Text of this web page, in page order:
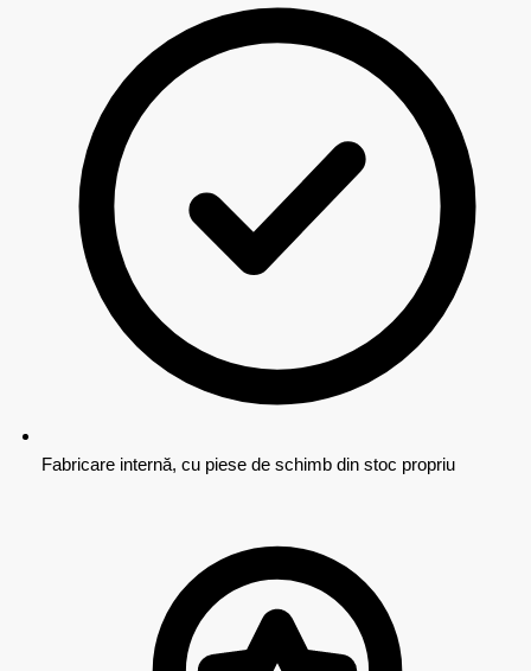
Fabricare internă, cu piese de schimb din stoc propriu